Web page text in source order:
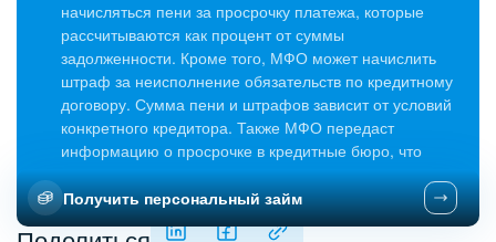
начисляться пени за просрочку платежа, которые
рассчитываются как процент от суммы
задолженности. Кроме того, МФО может начислить
штраф за неисполнение обязательств по кредитному
договору. Сумма пени и штрафов зависит от условий
конкретного кредитора. Также МФО передаст
информацию о просрочке в кредитные бюро, что
негативно скажется на кредитной истории.
Получить персональный займ